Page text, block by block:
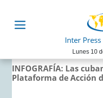
Inter
Lunes 10
INFOGRAFÍA: Las
Plataforma de Acción